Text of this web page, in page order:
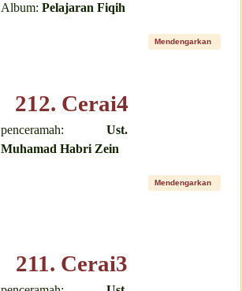
Album: Pelajaran Fiqih
Mendengarkan
212. Cerai4
penceramah: Ust.
Muhamad Habri Zein
Mendengarkan
211. Cerai3